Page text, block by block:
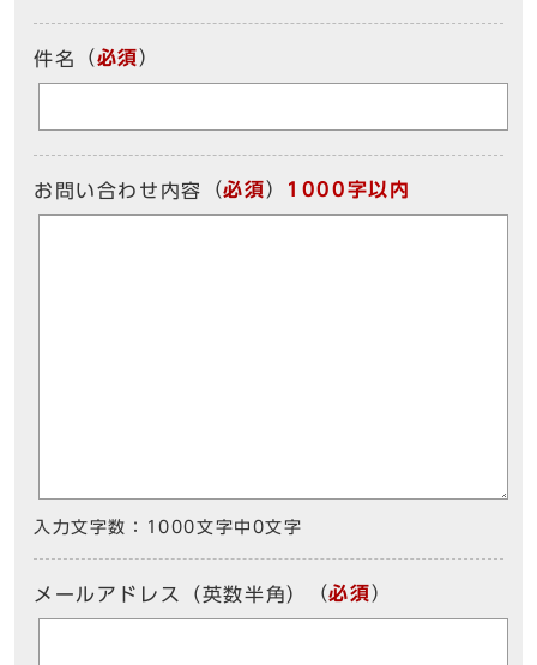
件名 （必須）
お問い合わせ内容 （必須） 1000字以内
入力文字数： 1000文字中 0文字
メールアドレス（英数半角） （必須）